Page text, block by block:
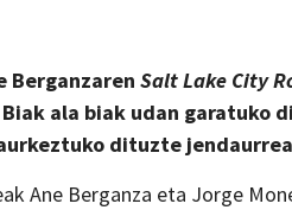
Berganzaren Salt Lake City
ala biak udan garatuko
dituzte
Ane Berganza eta Jorge